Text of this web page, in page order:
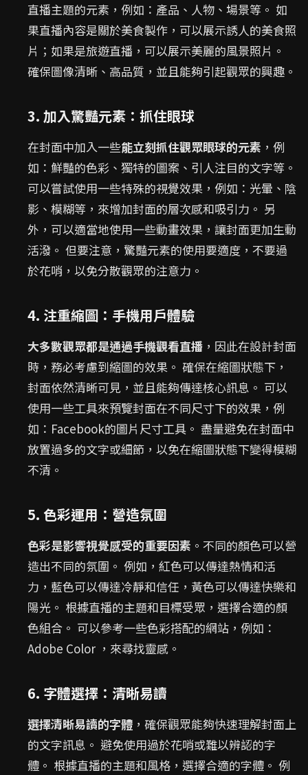
直播主題的元素，例如：產品、人物、場景等。 如
果直播內容是關於美食製作，可以展示誘人的美食照
片；如果是旅遊直播，可以展示美麗的風景照片。
確保圖像清晰、高品質，並且能夠引起觀眾的興趣。
3. 加入驚豔元素：抓住眼球
在封面中加入一些能立刻抓住觀眾眼球的元素 ，例
如：鮮豔的色彩、獨特的圖案、引人注目的文字等。
可以嘗試使用一些特殊的視覺效果，例如：光暈、陰
影、模糊等，來增加封面的層次感和吸引力。 另
外，可以適當地使用一些動畫效果，讓封面更加生動
活潑。 但要注意，驚豔元素的使用要適度，不要過
於花哨，以免分散觀眾的注意力。
4. 注重縮圖：手機用戶體驗
大多數觀眾都是通過手機觀看直播 ，因此在設計封面
時，務必考慮到縮圖的效果。 確保在縮圖狀態下，
封面依然清晰可見，並且能夠傳達核心訊息。 可以
使用一些工具來預覽封面在不同尺寸下的效果，例
如：Facebook的圖片尺寸工具。 盡量避免在封面中
放置過多的文字或細節，以免在縮圖狀態下變得模糊
不清。
5. 色彩運用：營造氛圍
色彩是影響視覺感受的重要因素 。不同的顏色可以營
造出不同的氛圍。 例如，紅色可以傳達熱情和活
力，藍色可以傳達冷靜和信任，黃色可以傳達快樂和
陽光。 根據直播的主題和目標受眾，選擇合適的顏
色組合。 可以參考一些色彩搭配的網站，例如：
Adobe Color ，來尋找靈感。
6. 字體選擇：清晰易讀
選擇清晰易讀的字體 ，確保觀眾能夠快速理解封面上
的文字訊息。 避免使用過於花哨或難以辨認的字
體。 根據直播的主題和風格，選擇合適的字體。 例